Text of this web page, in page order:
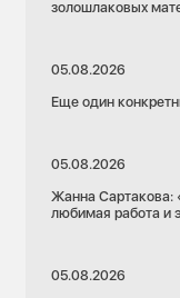
золошлаковых
05.08.2026
Еще один
05.08.2026
Жанна Сартакова:
любимая работа и
05.08.2026